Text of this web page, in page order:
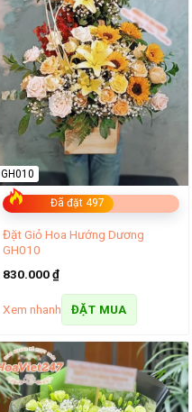
Đã đặt 497
GH010
Đặt Giỏ Hoa Hướng Dương
GH010
830.000₫
Xem nhanh ĐẶT MUA